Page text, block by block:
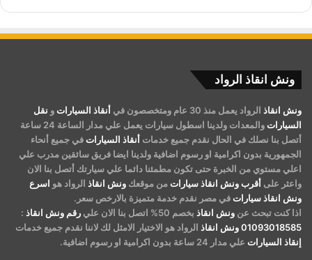
ونش انقاذ الرواد
ونش انقاذ الرواد يعمل منذ 30 عام ومتخصصون في أنقاذ السيارات و نقل
السيارات
والمعدات ولدينا اسطول سيارات يعمل علي مدار الساعة 24 ساعة
أتصل بنا نصلك في الحال نقدم جميع خدمات أنقاذ السيارات في جميع أنحاء
الجمهورية بدون اكرامية او رسوم اضافية ولدينا ايضا فريق سائقين مدرب علي
اعلي مستوي من الخبرة حتى تكون مطمئنا دائما علي سيارتك أتصل بنا الان
واعثر على أقرب ونش انقاذ سيارات من موقعك ونش انقاذ الرواد هو اسرع
ونش انقاذ سيارات في مصر نقدم خدمة متميزة بالارخص سعر.
اذا كنت تبحث عن ونش انقاذ بخصم 50% اتصل بنا الان علي رقم ونش انقاذ :
01093018585ونش انقاذ الرواد هو الاختيار الامثل لك لاننا نقدم جميع خدمات
إنقاذ السيارات علي مدار 24 ساعة بدون اكرامية او رسوم اضافية.